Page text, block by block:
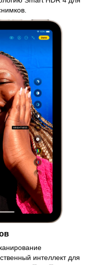
интеллект для